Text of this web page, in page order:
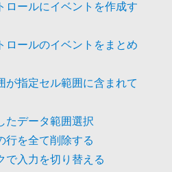
ロールにイベントを作成す
ロールのイベントをまとめ
が指定セル範囲に含まれて
たデータ範囲選択
行を全て削除する
で入力を切り替える